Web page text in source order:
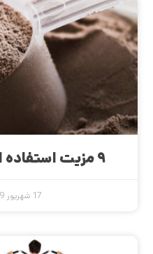
۹ مزیت استفاده از پودر پروتئین وی
17 شهریور 99